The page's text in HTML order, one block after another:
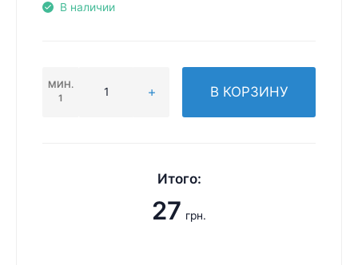
В наличии
МИН.
1
В КОРЗИНУ
Итого:
27 грн.